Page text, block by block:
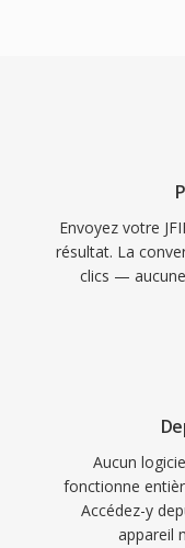
Envoyez votre
résultat. La
clics —
Aucun
fonctionne
Accédez-y
appareil